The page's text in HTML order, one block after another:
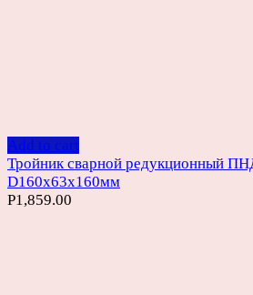
Add to cart
Тройник сварной редукционный
D160х63х160мм
Р1,859.00